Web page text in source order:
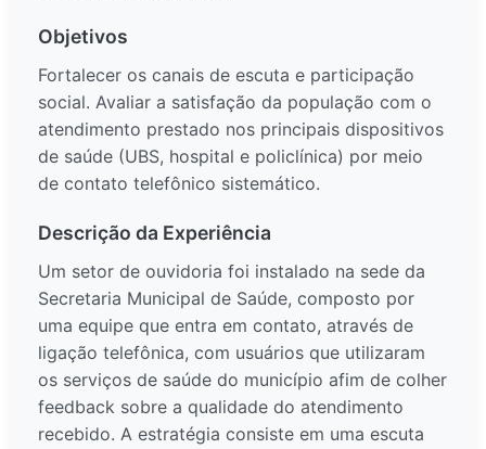
Objetivos
Fortalecer os canais de escuta e participação
social. Avaliar a satisfação da população com o
atendimento prestado nos principais dispositivos
de saúde (UBS, hospital e policlínica) por meio
de contato telefônico sistemático.
Descrição da Experiência
Um setor de ouvidoria foi instalado na sede da
Secretaria Municipal de Saúde, composto por
uma equipe que entra em contato, através de
ligação telefônica, com usuários que utilizaram
os serviços de saúde do município afim de colher
feedback sobre a qualidade do atendimento
recebido. A estratégia consiste em uma escuta